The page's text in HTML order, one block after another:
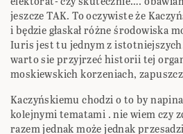
jeszcze TAK. To oczywiste że
i będzie głaskał różne środowiska
Iuris jest tu jednym z
warto sie przyjrzeć historii tej
moskiewskich korzeniach,
Kaczyńskiemu chodzi o to by
kolejnymi tematami . nie wiem czy
razem jednak może jednak